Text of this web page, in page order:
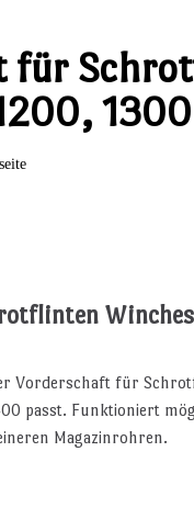
für
Vorderschaft für
passt. Funktioniert
Magazinrohren.